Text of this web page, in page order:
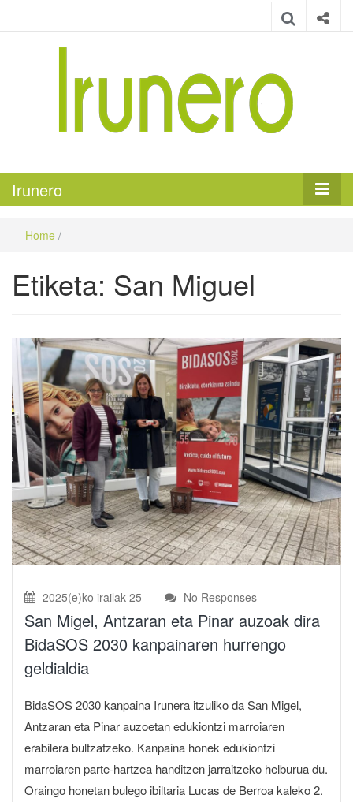
Irunero
Home /
Etiketa: San Miguel
2025(e)ko irailak 25 No Responses
San Migel, Antzaran eta Pinar auzoak dira
BidaSOS 2030 kanpainaren hurrengo
geldialdia
BidaSOS 2030 kanpaina Irunera itzuliko da San Migel,
Antzaran eta Pinar auzoetan edukiontzi marroiaren
erabilera bultzatzeko. Kanpaina honek edukiontzi
marroiaren parte-hartzea handitzen jarraitzeko helburua du.
Oraingo honetan bulego ibiltaria Lucas de Berroa kaleko 2.